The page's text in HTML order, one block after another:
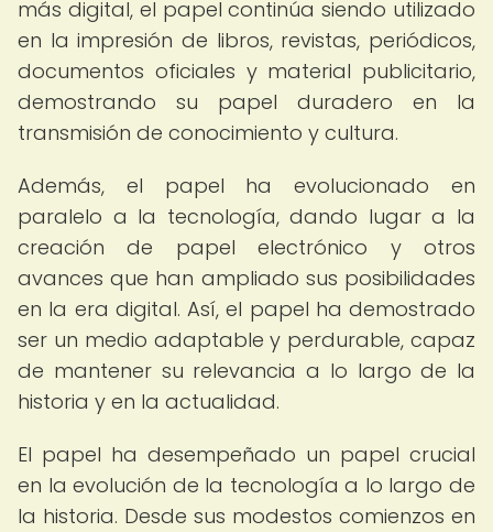
más digital, el papel continúa siendo utilizado
en la impresión de libros, revistas, periódicos,
documentos oficiales y material publicitario,
demostrando su papel duradero en la
transmisión de conocimiento y cultura.
Además, el papel ha evolucionado en
paralelo a la tecnología, dando lugar a la
creación de papel electrónico y otros
avances que han ampliado sus posibilidades
en la era digital. Así, el papel ha demostrado
ser un medio adaptable y perdurable, capaz
de mantener su relevancia a lo largo de la
historia y en la actualidad.
El papel ha desempeñado un papel crucial
en la evolución de la tecnología a lo largo de
la historia. Desde sus modestos comienzos en